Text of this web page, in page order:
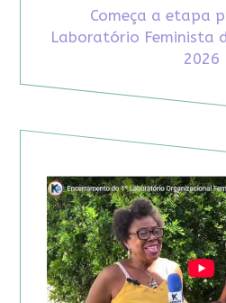
Começa a etapa
Laboratório Feminista
2026